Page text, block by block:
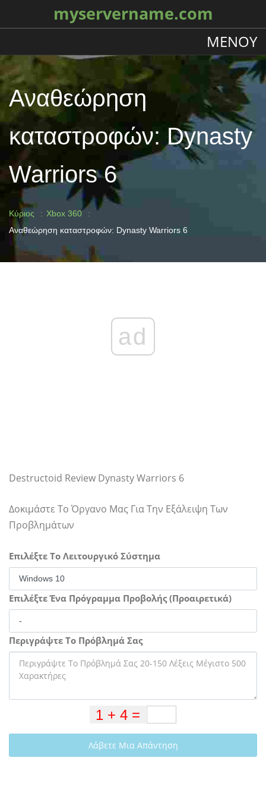
myservername.com
ΜΕΝΟΎ
Αναθεώρηση
καταστροφών: Dynasty
Warriors 6
Κύριος
Xbox 360
Αναθεώρηση καταστροφών: Dynasty Warriors 6
ad
Destructoid Review Dynasty Warriors 6
Δοκιμάστε Το Όργανο Μας Για Την Εξάλειψη Των
Προβλημάτων
Επιλέξτε Το Λειτουργικό Σύστημα
Επιλέξτε Ένα Πρόγραμμα Προβολής (Προαιρετικά)
Περιγράψτε Το Πρόβλημά Σας
Λάβετε Μια Απάντηση